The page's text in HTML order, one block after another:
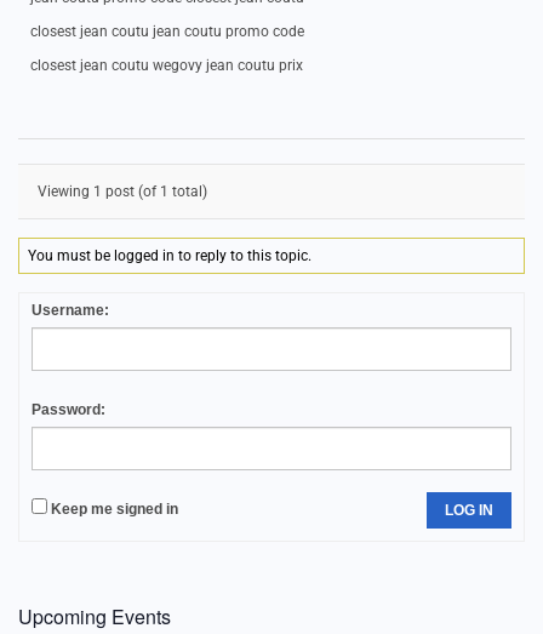
closest jean coutu jean coutu promo code
closest jean coutu wegovy jean coutu prix
Viewing 1 post (of 1 total)
You must be logged in to reply to this topic.
Username:
Password:
Keep me signed in LOG IN
Upcoming Events